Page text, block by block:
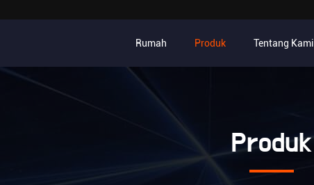
Rumah Produk Tentang Kami
Produk